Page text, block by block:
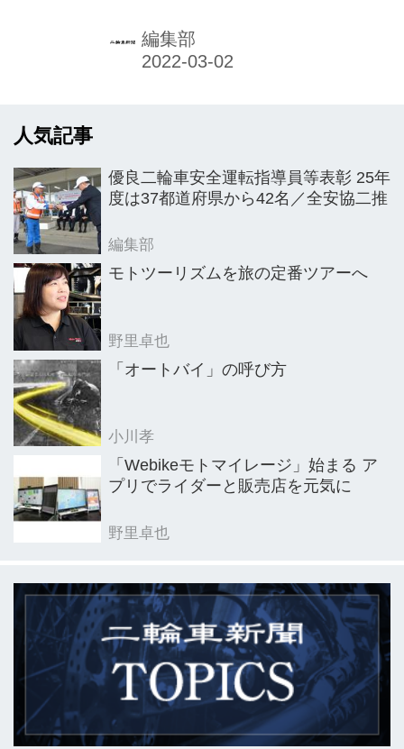
中古車専売店と打ち出し、1月15日に
オープンさせたボルゴパニガーレだ。
ィーラーとして販売する。その意気込
みも会長の近藤伸氏に聞いた。
木市にある本店モトコルセ・ムゼオ。
その一角にドゥカティを主とした中古
ぶ。真っ白な壁面も光沢あるもの
で、...
編集部
人気記事
優良二輪車安全運転指導員等表彰 25年
度は37都道府県から42名／全安協二推
編集部
モトツーリズムを旅の定番ツアーへ
野里卓也
「オートバイ」の呼び方
小川孝
「Webikeモトマイレージ」始まる ア
プリでライダーと販売店を元気に
野里卓也